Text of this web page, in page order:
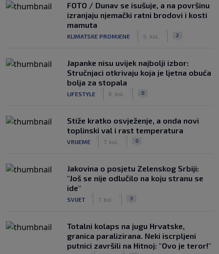
FOTO / Dunav se isušuje, a na površinu
izranjaju njemački ratni brodovi i kosti
mamuta
KLIMATSKE PROMJENE 5. kol. 2
Japanke nisu uvijek najbolji izbor:
Stručnjaci otkrivaju koja je ljetna obuća
bolja za stopala
LIFESTYLE 6. kol. 0
Stiže kratko osvježenje, a onda novi
toplinski val i rast temperatura
VRIJEME 7. kol. 0
Jakovina o posjetu Zelenskog Srbiji:
"Još se nije odlučilo na koju stranu se
ide"
SVIJET 7. kol. 3
Totalni kolaps na jugu Hrvatske,
granica paralizirana. Neki iscrpljeni
putnici završili na Hitnoj: "Ovo je teror!"